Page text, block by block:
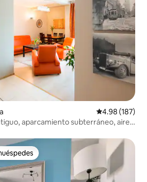
Calificación
4.98 (187)
aparcamiento subterráneo, aire
preferido